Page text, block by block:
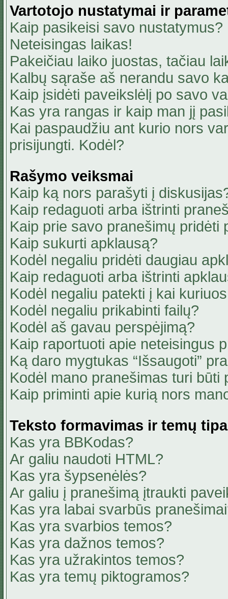
Vartotojo nustatymai ir
Kaip pasikeisi savo nustatymus?
Neteisingas laikas!
Pakeičiau laiko juostas, tačiau
Kalbų sąraše aš nerandu savo
Kaip įsidėti paveikslėlį po savo
Kas yra rangas ir kaip man jį
Kai paspaudžiu ant kurio nors
prisijungti. Kodėl?
Rašymo veiksmai
Kaip ką nors parašyti į
Kaip redaguoti arba ištrinti
Kaip prie savo pranešimų pridėti
Kaip sukurti apklausą?
Kodėl negaliu pridėti daugiau
Kaip redaguoti arba ištrinti
Kodėl negaliu patekti į kai
Kodėl negaliu prikabinti failų?
Kodėl aš gavau perspėjimą?
Kaip raportuoti apie neteisingus
Ką daro mygtukas “Išsaugoti”
Kodėl mano pranešimas turi būti
Kaip priminti apie kurią nors
Teksto formavimas ir temų
Kas yra BBKodas?
Ar galiu naudoti HTML?
Kas yra šypsenėlės?
Ar galiu į pranešimą įtraukti
Kas yra labai svarbūs
Kas yra svarbios temos?
Kas yra dažnos temos?
Kas yra užrakintos temos?
Kas yra temų piktogramos?